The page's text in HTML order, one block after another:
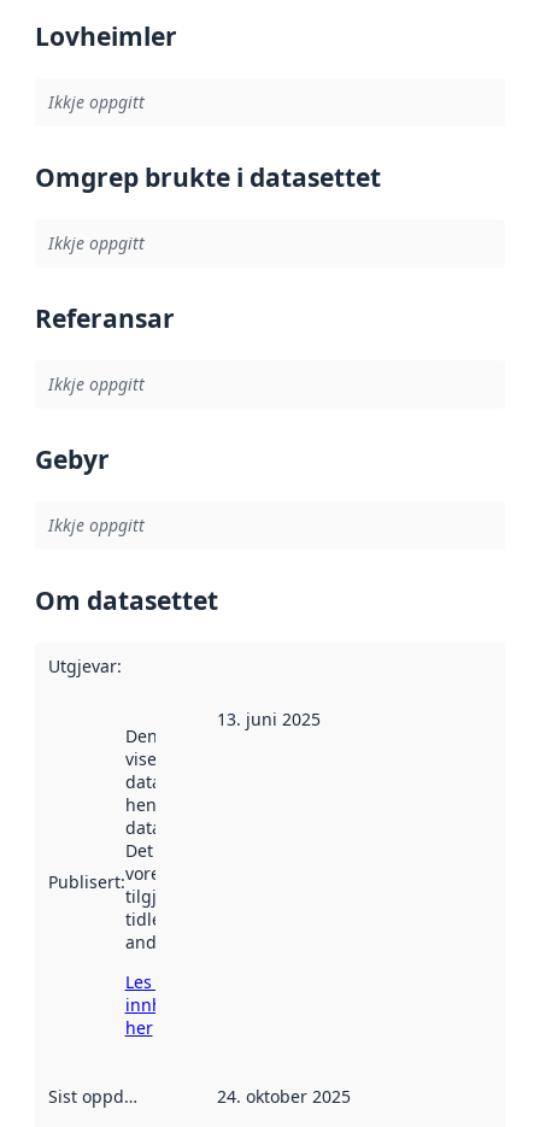
Lovheimler
Ikkje oppgitt
Omgrep brukte i datasettet
Ikkje oppgitt
Referansar
Ikkje oppgitt
Gebyr
Ikkje oppgitt
Om datasettet
Utgjevar:
Publisert:
Denne datoen
viser når
datasettet vart
henta inn av
data.norge.no.
Det kan ha
vore
tilgjengeleg
tidlegare
andre stader.
Les meir om
innhenting
her
13. juni 2025
Sist oppdatert 24. oktober 2025